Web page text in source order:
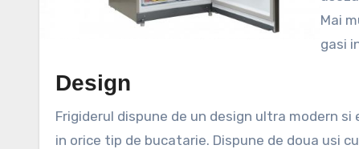
Mai
gasi
Design
Frigiderul dispune de un design ultra modern
in orice tip de bucatarie. Dispune de doua usi